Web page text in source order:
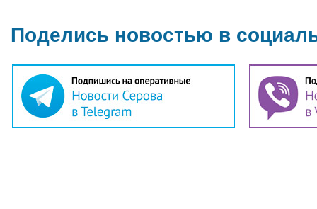
Поделись новостью в